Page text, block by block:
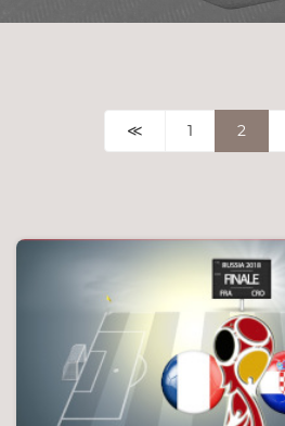
≪ 1 2
Ferdinand Bachinger